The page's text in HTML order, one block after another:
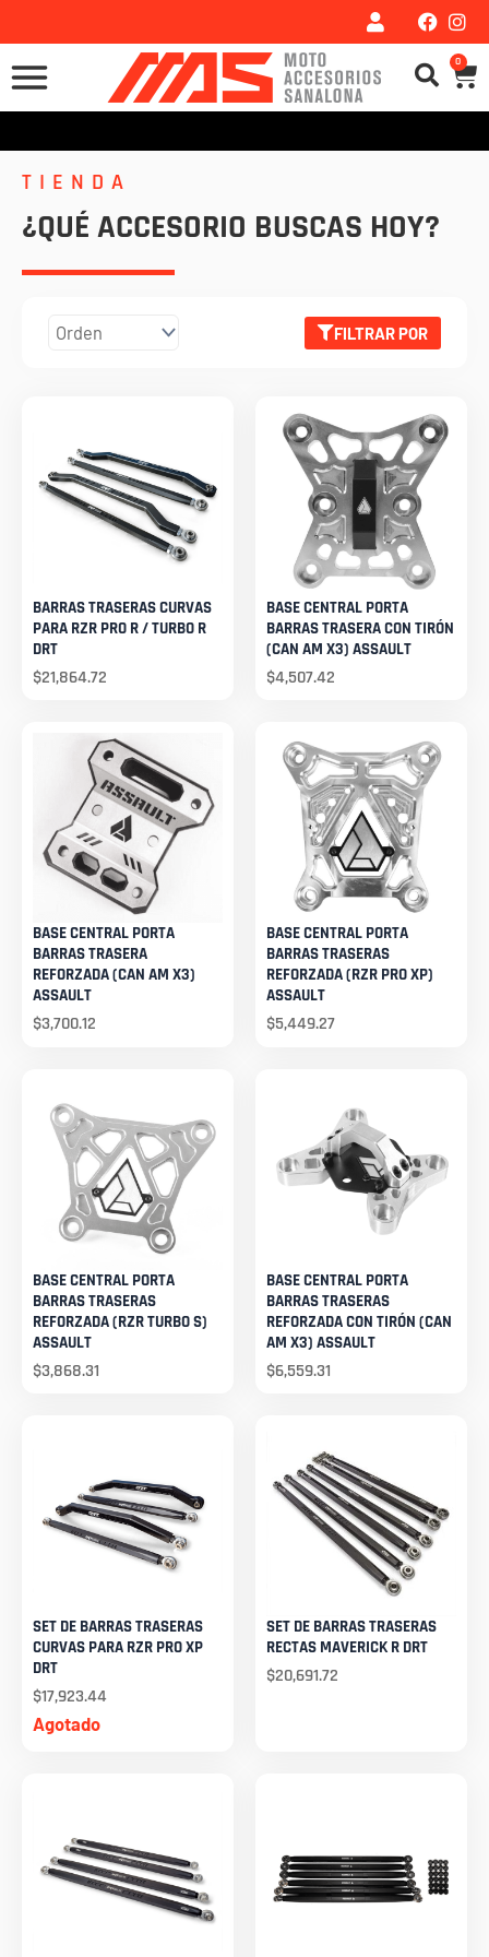
al
contenido
0
TIENDA
¿QUÉ ACCESORIO BUSCAS HOY?
FILTRAR POR
BARRAS TRASERAS CURVAS
PARA RZR PRO R / TURBO R
DRT
$21,864.72
BASE CENTRAL PORTA
BARRAS TRASERA CON TIRÓN
(CAN AM X3) ASSAULT
$4,507.42
BASE CENTRAL PORTA
BARRAS TRASERA
REFORZADA (CAN AM X3)
ASSAULT
$3,700.12
BASE CENTRAL PORTA
BARRAS TRASERAS
REFORZADA (RZR PRO XP)
ASSAULT
$5,449.27
BASE CENTRAL PORTA
BARRAS TRASERAS
REFORZADA (RZR TURBO S)
ASSAULT
$3,868.31
BASE CENTRAL PORTA
BARRAS TRASERAS
REFORZADA CON TIRÓN (CAN
AM X3) ASSAULT
$6,559.31
Agotado
SET DE BARRAS TRASERAS
CURVAS PARA RZR PRO XP
DRT
$17,923.44
SET DE BARRAS TRASERAS
RECTAS MAVERICK R DRT
$20,691.72